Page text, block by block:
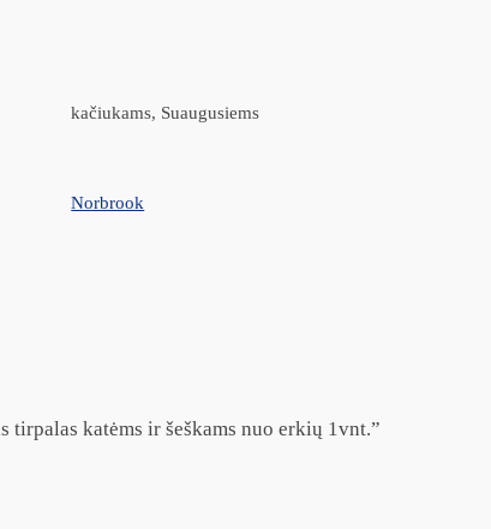
kačiukams, Suaugusiems
Norbrook
tirpalas katėms ir šeškams nuo erkių 1vnt.”